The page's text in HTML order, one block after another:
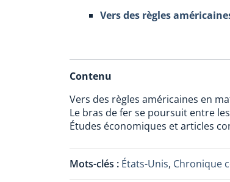
Vers des règles
Contenu
Vers des règles américaines en
Le bras de fer se poursuit entre
Études économiques et articles
Mots-clés : États-Unis, Chronique